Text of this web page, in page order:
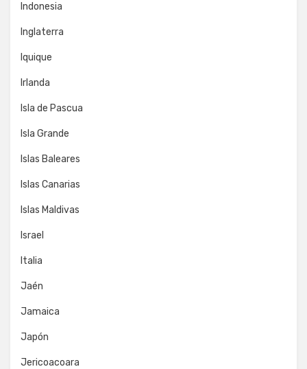
Indonesia
Inglaterra
Iquique
Irlanda
Isla de Pascua
Isla Grande
Islas Baleares
Islas Canarias
Islas Maldivas
Israel
Italia
Jaén
Jamaica
Japón
Jericoacoara